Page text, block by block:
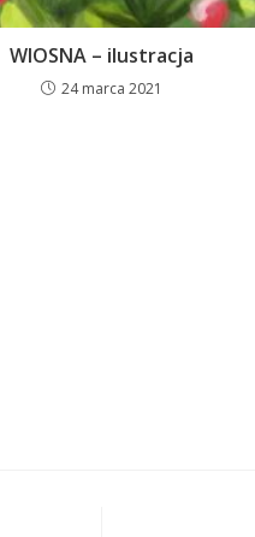
WIOSNA – ilustracja
24 marca 2021